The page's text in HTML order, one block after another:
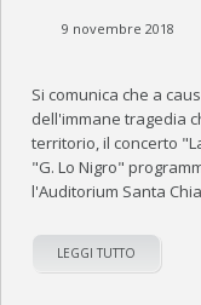
9 novembre 2018
Si comunica che a
dell'immane tragedia
territorio, il concerto
"G. Lo Nigro"
l'Auditorium Santa
LEGGI TUTTO